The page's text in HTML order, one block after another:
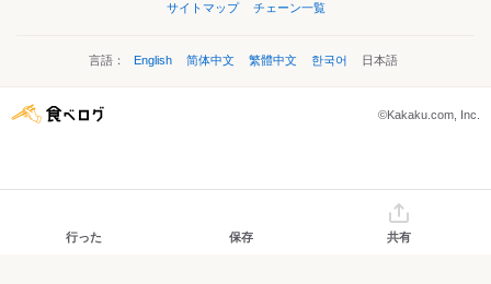
サイトマップ
チェーン一覧
言語： English 简体中文 繁體中文 한국어 日本語
©Kakaku.com, Inc.
行った 保存 共有